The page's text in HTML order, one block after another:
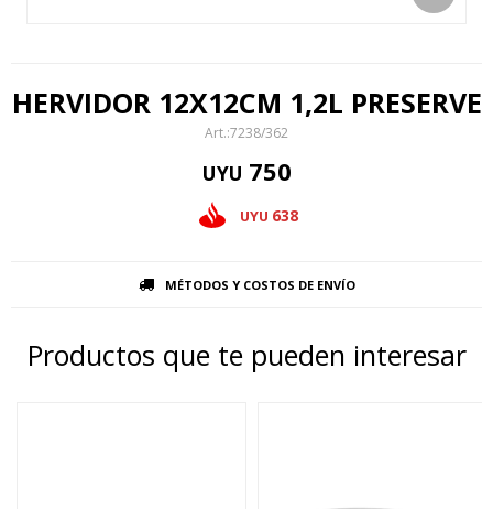
HERVIDOR 12X12CM 1,2L PRESERVE
7238/362
UYU 750
UYU 638
MÉTODOS Y COSTOS DE ENVÍO
Productos que te pueden interesar